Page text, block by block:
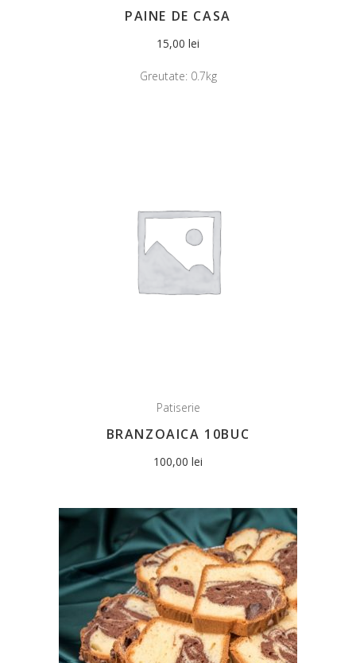
PAINE DE CASA
15,00 lei
Greutate: 0.7kg
Patiserie
BRANZOAICA 10BUC
100,00 lei